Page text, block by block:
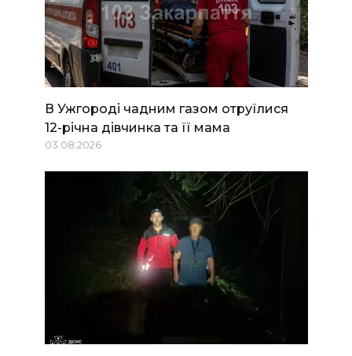
В Ужгороді чадним газом отруїлися
12-річна дівчинка та її мама
03.08.2026